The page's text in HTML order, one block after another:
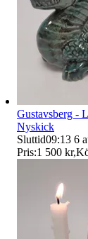
Gustavsberg -
Nyskick
Sluttid09:13 6
Pris:1 500 kr,